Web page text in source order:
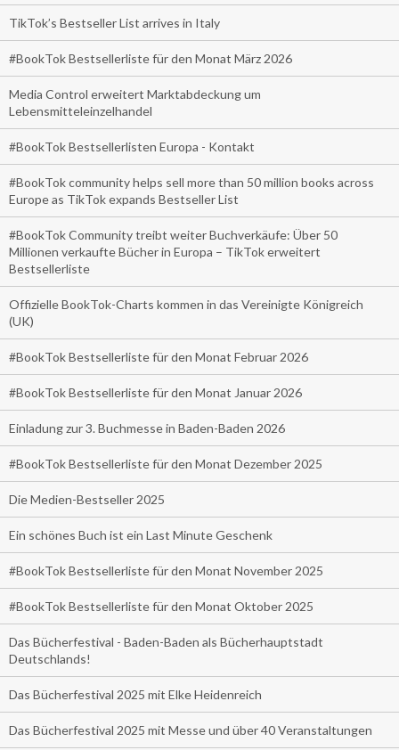
TikTok’s Bestseller List arrives in Italy
#BookTok Bestsellerliste für den Monat März 2026
Media Control erweitert Marktabdeckung um
Lebensmitteleinzelhandel
#BookTok Bestsellerlisten Europa - Kontakt
#BookTok community helps sell more than 50 million books across
Europe as TikTok expands Bestseller List
#BookTok Community treibt weiter Buchverkäufe: Über 50
Millionen verkaufte Bücher in Europa – TikTok erweitert
Bestsellerliste
Offizielle BookTok-Charts kommen in das Vereinigte Königreich
(UK)
#BookTok Bestsellerliste für den Monat Februar 2026
#BookTok Bestsellerliste für den Monat Januar 2026
Einladung zur 3. Buchmesse in Baden-Baden 2026
#BookTok Bestsellerliste für den Monat Dezember 2025
Die Medien-Bestseller 2025
Ein schönes Buch ist ein Last Minute Geschenk
#BookTok Bestsellerliste für den Monat November 2025
#BookTok Bestsellerliste für den Monat Oktober 2025
Das Bücherfestival - Baden-Baden als Bücherhauptstadt
Deutschlands!
Das Bücherfestival 2025 mit Elke Heidenreich
Das Bücherfestival 2025 mit Messe und über 40 Veranstaltungen